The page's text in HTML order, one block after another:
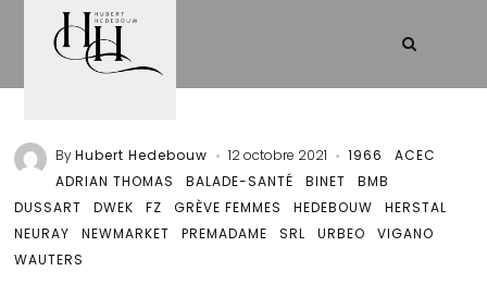
ByHubert Hedebouw 12 octobre 2021 1966
ACEC
ADRIAN THOMAS
BALADE-SANTÉ BINET
BMB
DUSSART
DWEK FZ GRÈVE FEMMES HEDEBOUW
HERSTAL
NEURAY
NEWMARKET PREMADAME SRL URBEO
VIGANO
WAUTERS